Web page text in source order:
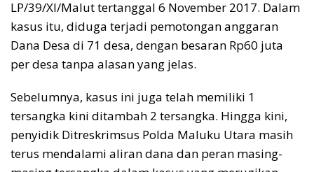
LP/39/XI/Malut tertanggal 6 November 2017. Dalam
kasus itu, diduga terjadi pemotongan anggaran
Dana Desa di 71 desa, dengan besaran Rp60 juta
per desa tanpa alasan yang jelas.
Sebelumnya, kasus ini juga telah memiliki 1
tersangka kini ditambah 2 tersangka. Hingga kini,
penyidik Ditreskrimsus Polda Maluku Utara masih
terus mendalami aliran dana dan peran masing-